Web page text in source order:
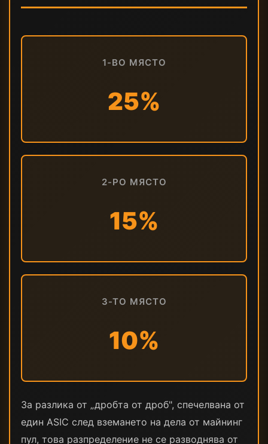
1-ВО МЯСТО
25%
2-РО МЯСТО
15%
3-ТО МЯСТО
10%
За разлика от „дробта от дроб", спечелвана от
един ASIC след вземането на дела от майнинг
пул, това разпределение не се разводнява от